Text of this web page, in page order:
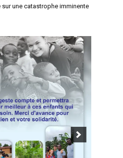
sur une catastrophe imminente